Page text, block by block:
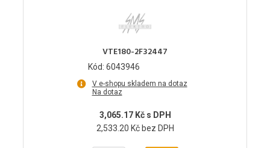
VTE180-2F32447
Kód: 6043946
V e-shopu skladem na dotaz
Na dotaz
3,065.17 Kč s DPH
2,533.20 Kč bez DPH